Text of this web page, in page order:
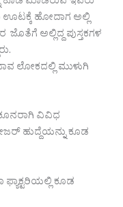
ಹೋದಾಗ ಅಲ್ಲಿ
ಜೊತೆಗೆ ಅಲ್ಲಿದ್ದ ಪುಸ್ತಕಗಳ
ಲೋಕದಲ್ಲಿ ಮುಳುಗಿ
ವಿವಿಧ
ಹುದ್ದೆಯನ್ನು ಕೂಡ
ಕೂಡ